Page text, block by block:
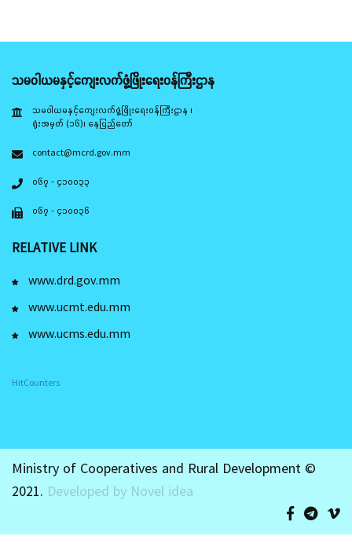
သမဝါယမနှင့်ကျေးလက်ဖွံ့ဖြိုးရေးဝန်ကြီးဌာန
သမဝါယမနှင့်ကျေးလက်ဖွံ့ဖြိုးရေးဝန်ကြီးဌာန ၊
ရုံးအမှတ် (၁၆)၊ နေပြည်တော်
contact@mcrd.gov.mm
၀၆၇ - ၄၁၀၀၃၃
၀၆၇ - ၄၁၀၀၃၆
RELATIVE LINK
www.drd.gov.mm
www.ucmt.edu.mm
www.ucms.edu.mm
HitCounters
Ministry of Cooperatives and Rural Development ©
2021. Developed by Novel idea